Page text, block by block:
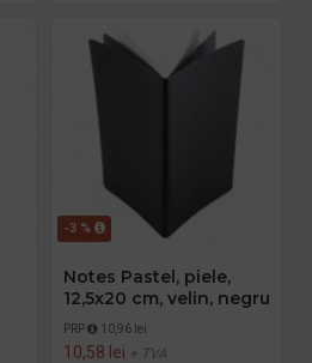
-3 %
Notes Pastel, piele,
12,5x20 cm, velin, negru
PRP 10,96 lei
10,58 lei + TVA